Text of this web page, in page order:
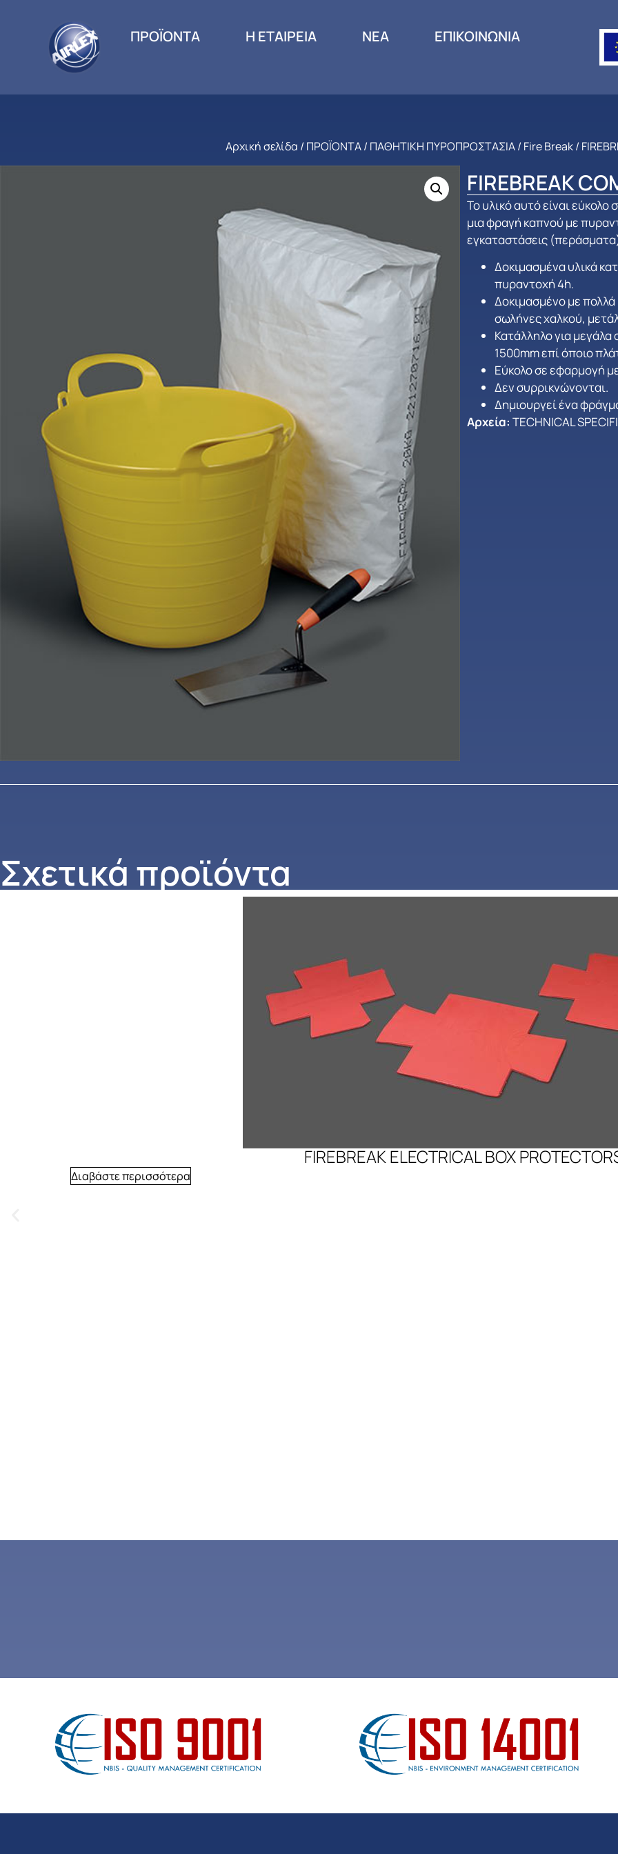
ΠΡΟΪΟΝΤΑ Η ΕΤΑΙΡΕΙΑ ΝΕΑ ΕΠΙΚΟΙΝΩΝΙΑ
Αρχική σελίδα / ΠΡΟΪΟΝΤΑ/ ΠΑΘΗΤΙΚΗ ΠΥΡΟΠΡΟΣΤΑΣΙΑ/ Fire Break/
FIREBREAK
Το υλικό αυτό είναι εύκολο
μια φραγή καπνού με
εγκαταστάσεις
Δοκιμασμένα υλικά
πυραντοχή 4h.
Δοκιμασμένο με
σωλήνες χαλκού,
Κατάλληλο για μεγάλα
1500mm επί όποιο
Εύκολο σε εφαρμογή
Δεν συρρικνώνονται.
Δημιουργεί ένα
Αρχεία: TECHNICAL
Σχετικά προϊόντα
FIREBREAK ELECTRICAL BOX
Διαβάστε περισσότερα